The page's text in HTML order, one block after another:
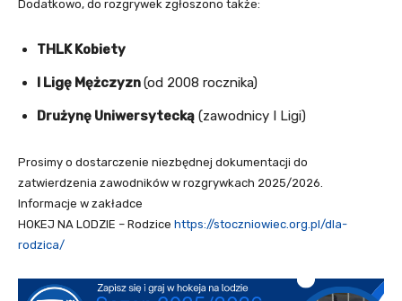
Dodatkowo, do rozgrywek zgłoszono także:
THLK Kobiety
I Ligę Mężczyzn(od 2008 rocznika)
Drużynę Uniwersytecką (zawodnicy I Ligi)
Prosimy o dostarczenie niezbędnej dokumentacji do
zatwierdzenia zawodników w rozgrywkach 2025/2026.
Informacje w zakładce
HOKEJ NA LODZIE – Rodzice https://stoczniowiec.org.pl/dla-
rodzica/